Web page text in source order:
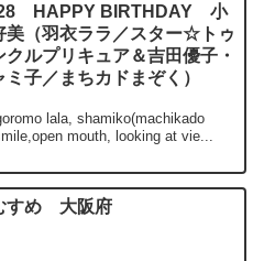
HAPPY BIRTHDAY 小
美（羽衣ララ／スター☆トゥ
クルプリキュア＆吉田優子・
ミ子／まちカドまぞく）
lala, shamiko(machikado
mouth, looking at vie...
すめ 大阪府